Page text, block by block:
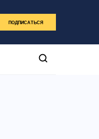
ПОДПИСАТЬСЯ